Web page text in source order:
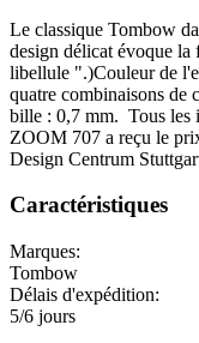
Le classique Tombow
design délicat évoque
libellule ".)Couleur de
quatre combinaisons de
bille : 0,7 mm. Tous les
ZOOM 707 a reçu le
Design Centrum
Caractéristiques
Marques:
Tombow
Délais d'expédition:
5/6 jours